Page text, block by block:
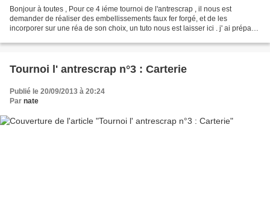
Bonjour à toutes , Pour ce 4 iéme tournoi de l'antrescrap , il nous est
demander de réaliser des embellissements faux fer forgé, et de les
incorporer sur une réa de son choix, un tuto nous est laisser ici . j' ai préparé
Tournoi l' antrescrap n°3 : Carterie
Publié le 20/09/2013 à 20:24
Par nate